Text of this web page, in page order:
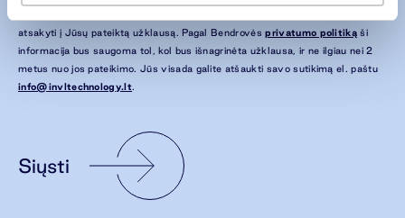
atsakyti į Jūsų pateiktą užklausą. Pagal Bendrovėsprivatumo politiką ši
informacija bus saugoma tol, kol bus išnagrinėta užklausa, ir ne ilgiau nei 2
metus nuo jos pateikimo. Jūs visada galite atšaukti savo sutikimą el. paštu
info@invltechnology.lt.
Siųsti